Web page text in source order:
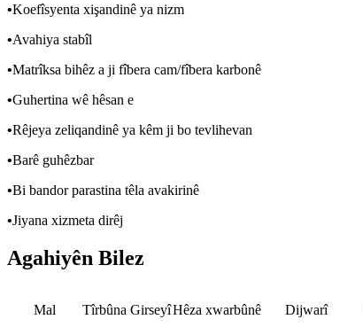
•Koefîsyenta xişandinê ya nizm
•Avahiya stabîl
•Matrîksa bihêz a ji fîbera cam/fîbera karbonê
•Guhertina wê hêsan e
•Rêjeya zeliqandinê ya kêm ji bo tevlihevan
•Barê guhêzbar
•Bi bandor parastina têla avakirinê
•Jiyana xizmeta dirêj
Agahiyên Bilez
Mal Tîrbûna GirseyîHêza xwarbûnê Dijwarî